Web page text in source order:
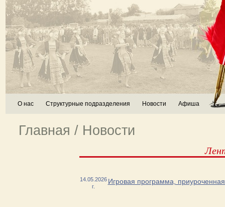
О нас Структурные подразделения Новости Афиша
Главная / Новости
14.05.2026
г.
Игровая программа,